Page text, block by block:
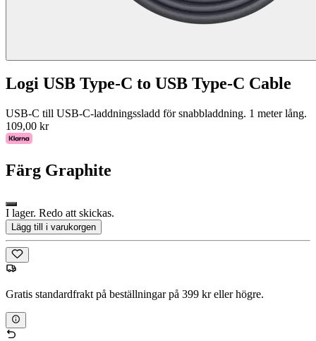
Logi USB Type-C to USB Type-C Cable
USB-C till USB-C-laddningssladd för snabbladdning. 1 meter lång.
109,00 kr
Färg Graphite
I lager. Redo att skickas.
Lägg till i varukorgen
Gratis standardfrakt på beställningar på 399 kr eller högre.